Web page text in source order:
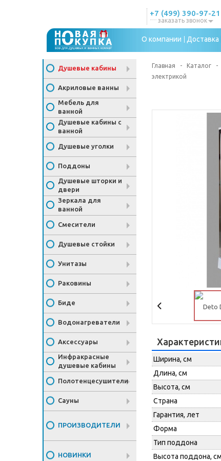
+7 (499) 390-97-21
заказать звонок
О компании Доставка
Душевые кабины
Акриловые ванны
Мебель для
ванной
Душевые кабины с
ванной
Душевые уголки
Поддоны
Душевые шторки и
двери
Зеркала для
ванной
Смесители
Душевые стойки
Унитазы
Раковины
Биде
Водонагреватели
Аксессуары
Инфракрасные
душевые кабины
Полотенцесушители
Сауны
ПРОИЗВОДИТЕЛИ
НОВИНКИ
Главная - Каталог -
электрикой
Ширина, см
Длина, см
Высота, см
Страна
Гарантия, лет
Форма
Тип поддона
Высота поддона, см